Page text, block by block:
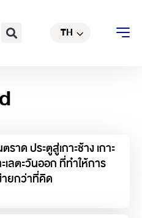
Search TH
CN
าด ประตูสู่เกาะช้าง เกาะ
เลตะวันออก ที่ทำให้การ
ายกว่าที่คิด